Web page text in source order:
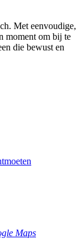
Met eenvoudige,
moment om bij te
die bewust en
Maps